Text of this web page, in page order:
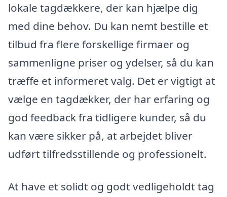
lokale tagdækkere, der kan hjælpe dig
med dine behov. Du kan nemt bestille et
tilbud fra flere forskellige firmaer og
sammenligne priser og ydelser, så du kan
træffe et informeret valg. Det er vigtigt at
vælge en tagdækker, der har erfaring og
god feedback fra tidligere kunder, så du
kan være sikker på, at arbejdet bliver
udført tilfredsstillende og professionelt.
At have et solidt og godt vedligeholdt tag